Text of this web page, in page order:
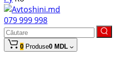
079 999 998
0 Produse0 MDL